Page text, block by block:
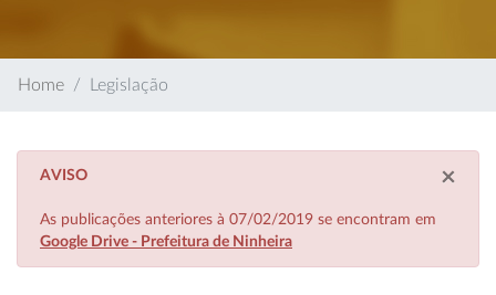
Home Legislação
×
AVISO
As publicações anteriores à 07/02/2019 se encontram em
Google Drive - Prefeitura de Ninheira